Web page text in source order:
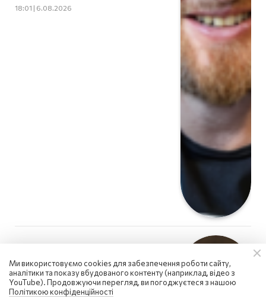
18:01 | 6.08.2026
Ми використовуємо cookies для забезпечення роботи сайту,
аналітики та показу вбудованого контенту (наприклад, відео з
YouTube). Продовжуючи перегляд, ви погоджуєтеся з нашою
Політикою конфіденційності